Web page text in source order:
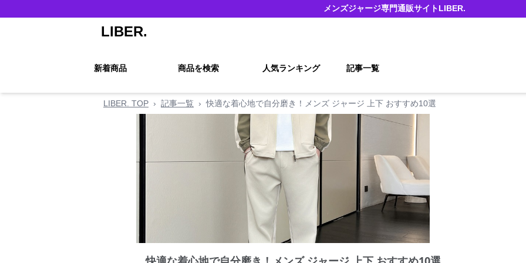
メンズジャージ専門通販サイトLIBER.
LIBER.
新着商品 商品を検索 人気ランキング 記事一覧
LIBER. TOP › 記事一覧 › 快適な着心地で自分磨き！メンズ ジャージ 上下 おすすめ10選